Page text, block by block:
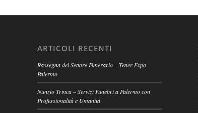
ARTICOLI RECENTI
Rassegna del Settore Funerario – Tener Expo
Palermo
Nunzio Trinca – Servizi Funebri a Palermo con
Professionalità e Umanità